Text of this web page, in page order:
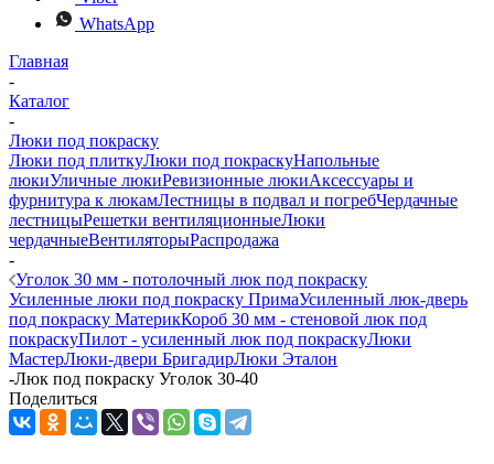
WhatsApp
Главная
-
Каталог
-
Люки под покраску
Люки под плиткуЛюки под покраскуНапольные
люкиУличные люкиРевизионные люкиАксессуары и
фурнитура к люкамЛестницы в подвал и погребЧердачные
лестницыРешетки вентиляционныеЛюки
чердачныеВентиляторыРаспродажа
-
Уголок 30 мм - потолочный люк под покраску
Усиленные люки под покраску ПримаУсиленный люк-дверь
под покраску МатерикКороб 30 мм - стеновой люк под
покраскуПилот - усиленный люк под покраскуЛюки
МастерЛюки-двери БригадирЛюки Эталон
-Люк под покраску Уголок 30-40
Поделиться